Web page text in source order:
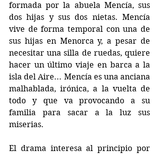
formada por la abuela Mencía, sus
dos hijas y sus dos nietas. Mencía
vive de forma temporal con una de
sus hijas en Menorca y, a pesar de
necesitar una silla de ruedas, quiere
hacer un último viaje en barca a la
isla del Aire... Mencía es una anciana
malhablada, irónica, a la vuelta de
todo y que va provocando a su
familia para sacar a la luz sus
miserias.
El drama interesa al principio por